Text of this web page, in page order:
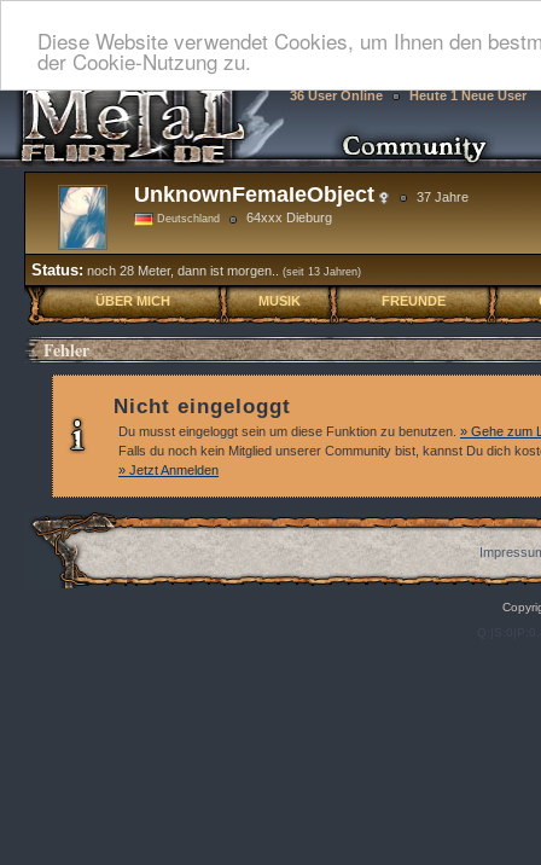
Diese Website verwendet Cookies, um Ihnen den
der Cookie-Nutzung zu.
36 User Online Heute 1 Neue User
UnknownFemaIeObject 37 Jahre
Deutschland 64xxx Dieburg
Status: noch 28 Meter, dann ist morgen.. (seit 13 Jahren)
ÜBER MICH MUSIK FREUNDE
Fehler
Nicht eingeloggt
Du musst eingeloggt sein um diese Funktion zu benutzen. » Gehe zum
Falls du noch kein Mitglied unserer Community bist, kannst Du dich
» Jetzt Anmelden